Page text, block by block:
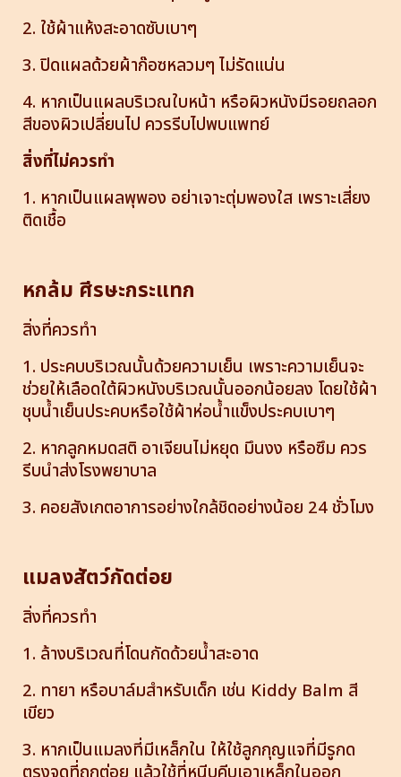
2. ใช้ผ้าแห้งสะอาดซับเบาๆ
3. ปิดแผลด้วยผ้าก๊อซหลวมๆ ไม่รัดแน่น
4. หากเป็นแผลบริเวณใบหน้า หรือผิวหนังมีรอยถลอก
สีของผิวเปลี่ยนไป ควรรีบไปพบแพทย์
สิ่งที่ไม่ควรทำ
1. หากเป็นแผลพุพอง อย่าเจาะตุ่มพองใส เพราะเสี่ยง
ติดเชื้อ
หกล้ม ศีรษะกระแทก
สิ่งที่ควรทำ
1. ประคบบริเวณนั้นด้วยความเย็น เพราะความเย็นจะ
ช่วยให้เลือดใต้ผิวหนังบริเวณนั้นออกน้อยลง โดยใช้ผ้า
ชุบน้ำเย็นประคบหรือใช้ผ้าห่อน้ำแข็งประคบเบาๆ
2. หากลูกหมดสติ อาเจียนไม่หยุด มึนงง หรือซึม ควร
รีบนำส่งโรงพยาบาล
3. คอยสังเกตอาการอย่างใกล้ชิดอย่างน้อย 24 ชั่วโมง
แมลงสัตว์กัดต่อย
สิ่งที่ควรทำ
1. ล้างบริเวณที่โดนกัดด้วยน้ำสะอาด
2. ทายา หรือบาล์มสำหรับเด็ก เช่น Kiddy Balm สี
เขียว
3. หากเป็นแมลงที่มีเหล็กใน ให้ใช้ลูกกุญแจที่มีรูกด